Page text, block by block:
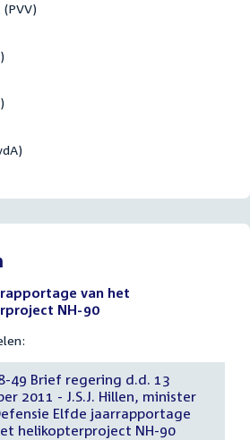
van het
NH-90
49 Brief regering d.d. 13
2011 - J.S.J. Hillen, minister
Elfde jaarrapportage
helikopterproject NH-90